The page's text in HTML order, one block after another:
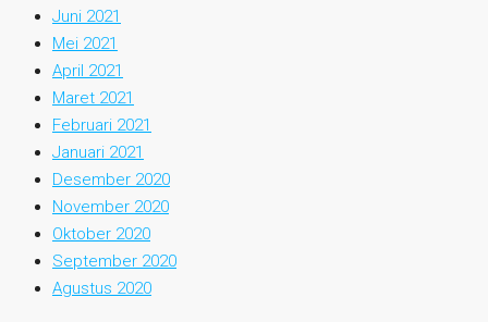
Juni 2021
Mei 2021
April 2021
Maret 2021
Februari 2021
Januari 2021
Desember 2020
November 2020
Oktober 2020
September 2020
Agustus 2020